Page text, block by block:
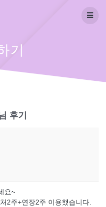
기
후기
요~
2주+연장2주 이용했습니다.